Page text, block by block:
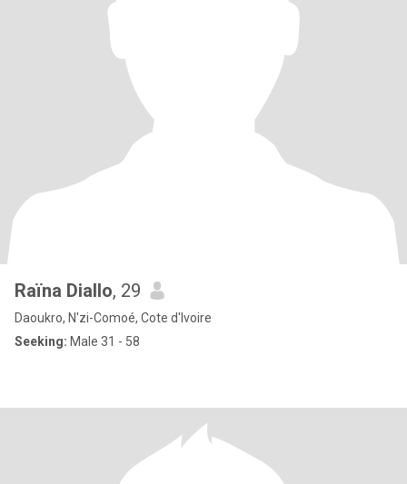
Raïna Diallo, 29
Daoukro, N'zi-Comoé, Cote d'Ivoire
Seeking: Male 31 - 58